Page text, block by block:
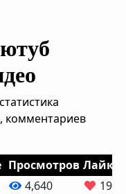
комментариев
Просмотров
4,640 19